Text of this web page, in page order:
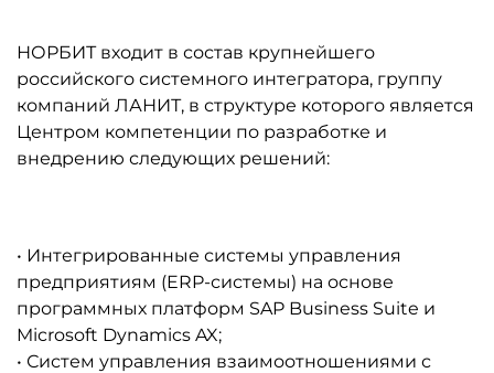
НОРБИТ входит в состав крупнейшего
российского системного интегратора, группу
компаний ЛАНИТ, в структуре которого является
Центром компетенции по разработке и
внедрению следующих решений:
• Интегрированные системы управления
предприятиям (ERP-системы) на основе
программных платформ SAP Business Suite и
Microsoft Dynamics AX;
• Систем управления взаимоотношениями с